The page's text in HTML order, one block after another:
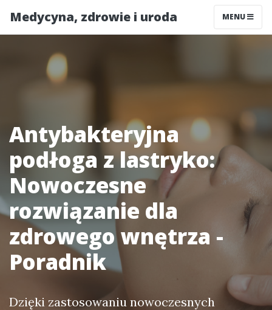
Medycyna, zdrowie i uroda MENU
Antybakteryjna
podłoga z lastryko:
Nowoczesne
rozwiązanie dla
zdrowego wnętrza -
Poradnik
Dzięki zastosowaniu nowoczesnych